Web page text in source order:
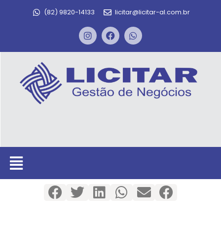
(82) 9820-14133 licitar@licitar-al.com.br